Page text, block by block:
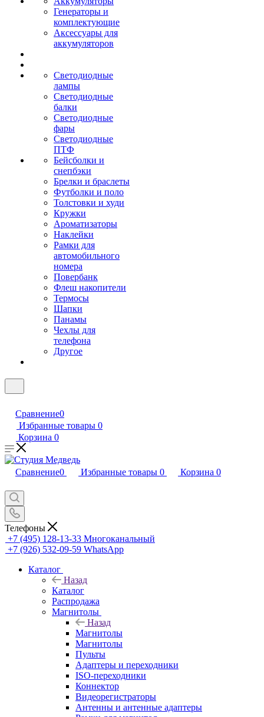
Генераторы и
комплектующие
Аксессуары для
аккумуляторов
Светодиодные
лампы
Светодиодные
балки
Светодиодные
фары
Светодиодные
ПТФ
Бейсболки и
снепбэки
Брелки и браслеты
Футболки и поло
Толстовки и худи
Кружки
Ароматизаторы
Наклейки
Рамки для
автомобильного
номера
Повербанк
Флеш накопители
Термосы
Шапки
Панамы
Чехлы для
телефона
Другое
Сравнение0
Избранные товары 0
Корзина 0
Сравнение0 Избранные товары 0 Корзина 0
Телефоны
+7 (495) 128-13-33 Многоканальный
+7 (926) 532-09-59 WhatsApp
Каталог
Назад
Каталог
Распродажа
Магнитолы
Назад
Магнитолы
Магнитолы
Пульты
Адаптеры и переходники
ISO-переходники
Коннектор
Видеорегистраторы
Антенны и антенные адаптеры